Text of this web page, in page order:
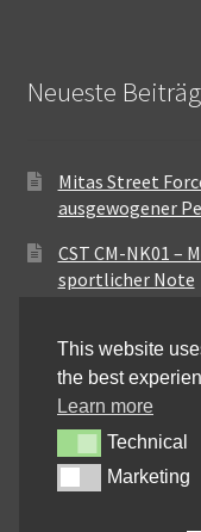
Neueste
Mitas Street
ausgewogener
CST CM-NK01 –
sportlicher Note
Maxxis MA-ST3
für vielseitige
Pirelli City
Alltag
Metzeler Perfect
This website
the best
Learn more
TechnicalTechnical
MarketingMarketing